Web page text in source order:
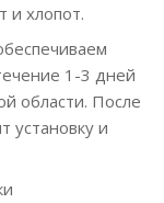
и хлопот.
1-3 дней
области. После
установку и